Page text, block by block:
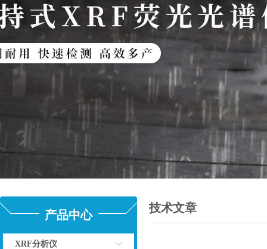
产品中心
XRF分析仪
技术文章